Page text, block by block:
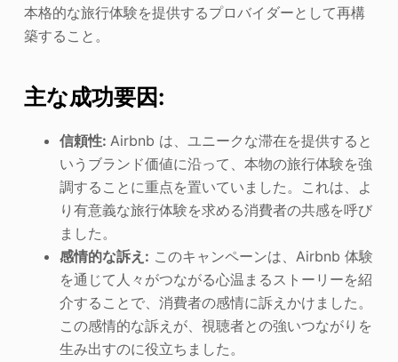
本格的な旅行体験を提供するプロバイダーとして再構
築すること。
主な成功要因:
信頼性: Airbnb は、ユニークな滞在を提供すると
いうブランド価値に沿って、本物の旅行体験を強
調することに重点を置いていました。これは、よ
り有意義な旅行体験を求める消費者の共感を呼び
ました。
感情的な訴え: このキャンペーンは、Airbnb 体験
を通じて人々がつながる心温まるストーリーを紹
介することで、消費者の感情に訴えかけました。
この感情的な訴えが、視聴者との強いつながりを
生み出すのに役立ちました。